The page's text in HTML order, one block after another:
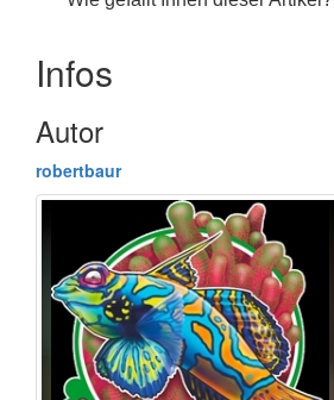
Infos
Autor
robertbaur